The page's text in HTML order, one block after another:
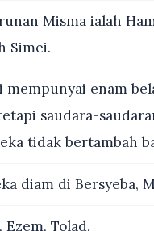
Misma ialah
Simei.
mempunyai enam
saudara-
tidak bertambah
diam di Bersyeba,
Ezem, Tolad,